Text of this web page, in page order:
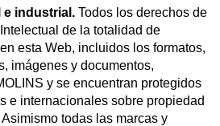
e industrial. Todos los derechos de
de la totalidad de
esta Web, incluidos los formatos,
imágenes y documentos,
y se encuentran protegidos
e internacionales sobre propiedad
todas las marcas y